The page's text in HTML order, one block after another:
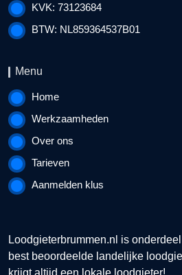
KVK: 73123684
BTW: NL859364537B01
Menu
Home
Werkzaamheden
Over ons
Tarieven
Aanmelden klus
Loodgieterbrummen.nl is
best beoordeelde landelijke
krijgt altijd een lokale loodgieter!